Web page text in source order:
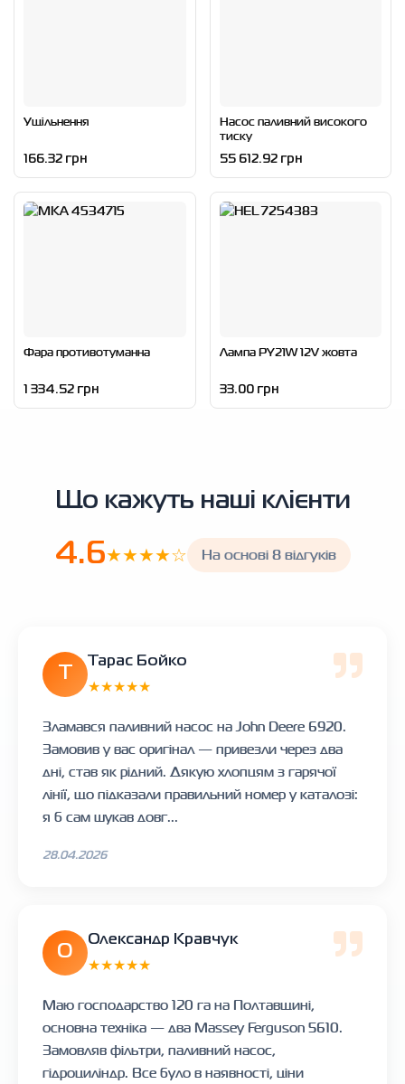
Ущільнення
166.32 грн
Насос паливний високого
тиску
55 612.92 грн
Фара противотуманна
1 334.52 грн
Лампа PY21W 12V жовта
33.00 грн
Що кажуть наші клієнти
4.6★★★★☆ На основі 8 відгуків
Тарас Бойко
★★★★★
Зламався паливний насос на John Deere 6920.
Замовив у вас оригінал — привезли через два
дні, став як рідний. Дякую хлопцям з гарячої
лінії, що підказали правильний номер у каталозі:
я б сам шукав довг...
28.04.2026
О
Олександр Кравчук
★★★★★
Маю господарство 120 га на Полтавщині,
основна техніка — два Massey Ferguson 5610.
Замовляв фільтри, паливний насос,
гідроциліндр. Все було в наявності, ціни